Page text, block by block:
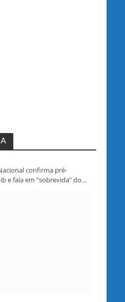
confirma pré-
e fala em “sobrevida” do